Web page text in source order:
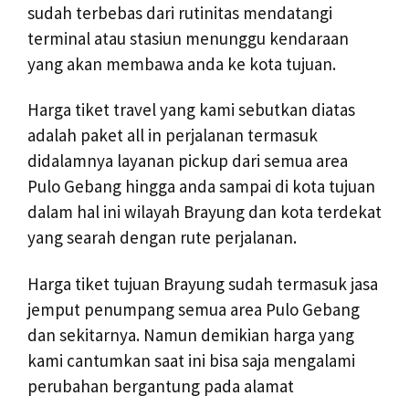
sudah terbebas dari rutinitas mendatangi
terminal atau stasiun menunggu kendaraan
yang akan membawa anda ke kota tujuan.
Harga tiket travel yang kami sebutkan diatas
adalah paket all in perjalanan termasuk
didalamnya layanan pickup dari semua area
Pulo Gebang hingga anda sampai di kota tujuan
dalam hal ini wilayah Brayung dan kota terdekat
yang searah dengan rute perjalanan.
Harga tiket tujuan Brayung sudah termasuk jasa
jemput penumpang semua area Pulo Gebang
dan sekitarnya. Namun demikian harga yang
kami cantumkan saat ini bisa saja mengalami
perubahan bergantung pada alamat